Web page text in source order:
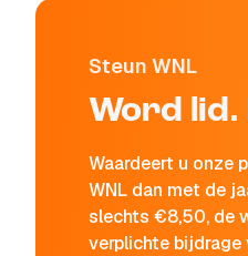
Steun WNL
Word lid.
Waardeert u onze
WNL dan met de
slechts €8,50, de
verplichte bijdrage